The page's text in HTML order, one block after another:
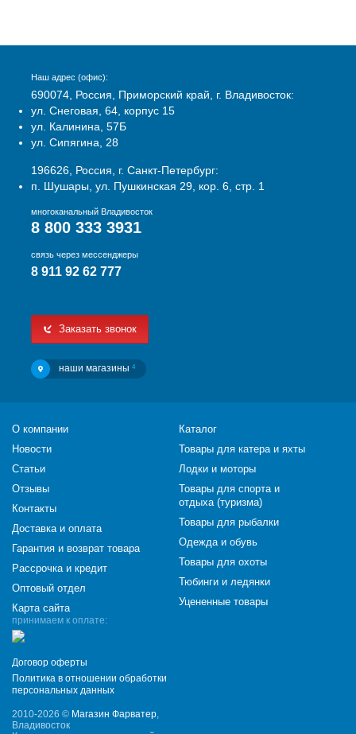
Наш адрес (офис):
690074, Россия, Приморский край, г. Владивосток:
ул. Снеговая, 64, корпус 15
ул. Калинина, 57Б
ул. Сипягина, 28
196626, Россия, г. Санкт-Петербург:
п. Шушары, ул. Пушкинская 29, кор. 6, стр. 1
многоканальный Владивосток
8 800 333 3931
связь через мессенджеры
8 911 92 62 777
Заказать звонок
наши магазины 4
принимаем к оплате:
Договор оферты
Политика в отношении обработки
персональных данных
2010-2026 © Магазин Фарватер,
Владивосток
О компании
Новости
Статьи
Отзывы
Контакты
Доставка и оплата
Гарантия и возврат товара
Рассрочка и кредит
Оптовый отдел
Карта сайта
Каталог
Товары для катера и яхты
Лодки и моторы
Товары для спорта и
отдыха (туризма)
Товары для рыбалки
Одежда и обувь
Товары для охоты
Тюбинги и ледянки
Уцененные товары